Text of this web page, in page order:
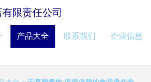
限责任公司
产品大全 联系我们 企业信息